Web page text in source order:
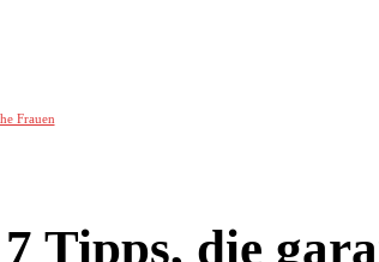
Frauen
Tipps, die